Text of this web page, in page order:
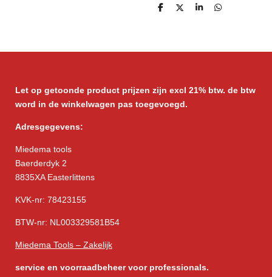
D
D
S
D
Let op getoonde product prijzen zijn excl 21% btw. de btw
word in de winkelwagen pas toegevoegd.
Adresgegevens:
Miedema tools
Baerderdyk 2
8835XA Easterlittens
KVK-nr: 78423155
BTW-nr: NL003329581B54
Miedema Tools – Zakelijk
service en voorraadbeheer voor professionals.